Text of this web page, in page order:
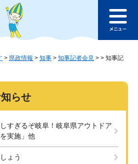
このページの本文へ
ュ
> 県政情報 > 知事 > 知事記者会見 > > 知事記
らせ
すぎるぞ岐阜！岐阜県アウトドア
実施」他
ょう